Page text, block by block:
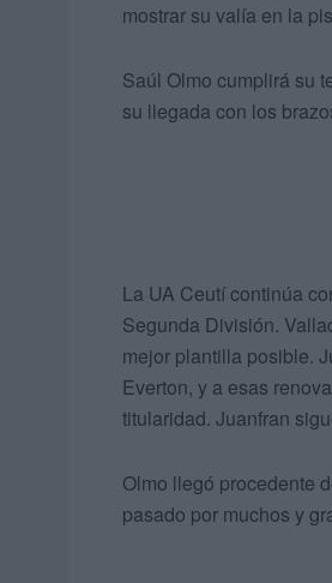
mostrar su valía en la
Saúl Olmo cumplirá su
su llegada con los
La UA Ceutí continúa
Segunda División.
mejor plantilla posible.
Everton, y a esas
titularidad. Juanfran
Olmo llegó procedente
pasado por muchos y